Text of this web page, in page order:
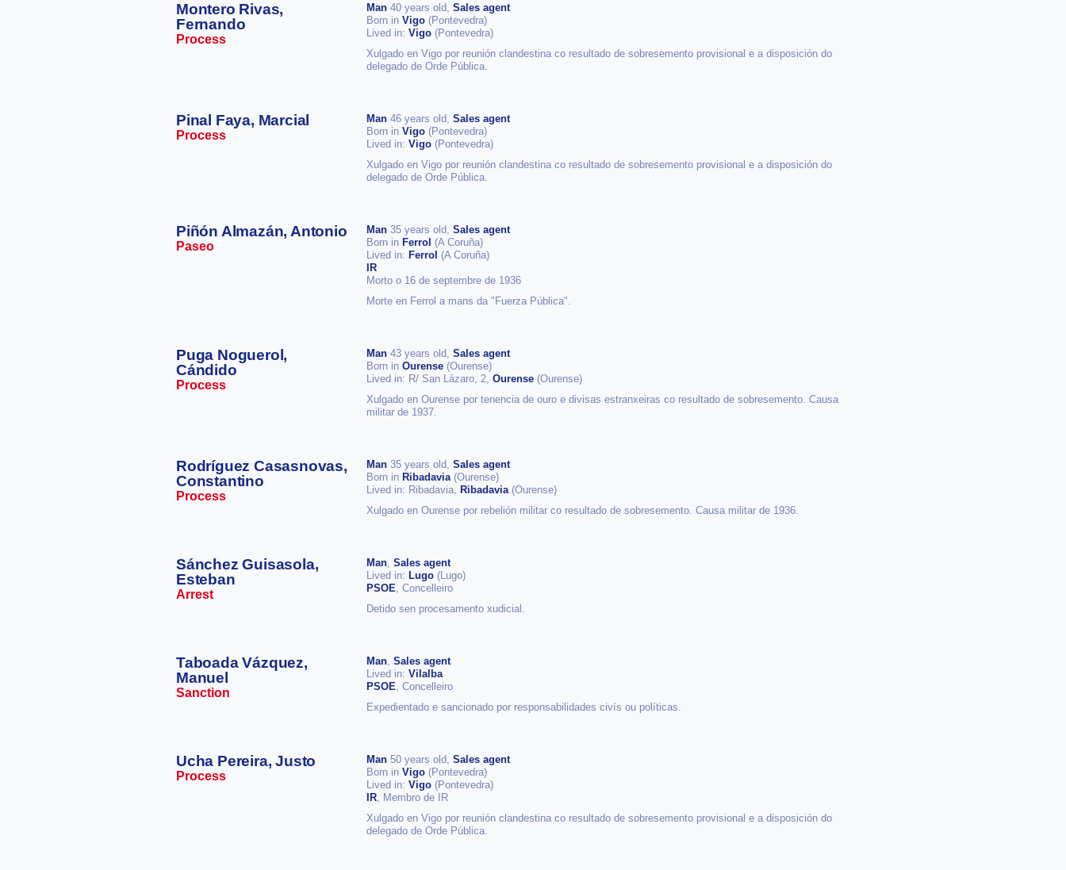
Montero Rivas,
Fernando
Process
Man 40 years old, Sales agent
Born in Vigo (Pontevedra)
Lived in: Vigo (Pontevedra)
Xulgado en Vigo por reunión clandestina co resultado de sobresemento provisional e a disposición do
delegado de Orde Pública.
Pinal Faya, Marcial
Process
Man 46 years old, Sales agent
Born in Vigo (Pontevedra)
Lived in: Vigo (Pontevedra)
Xulgado en Vigo por reunión clandestina co resultado de sobresemento provisional e a disposición do
delegado de Orde Pública.
Piñón Almazán, Antonio
Paseo
Man 35 years old, Sales agent
Born in Ferrol (A Coruña)
Lived in: Ferrol (A Coruña)
IR
Morto o 16 de septembre de 1936
Morte en Ferrol a mans da "Fuerza Pública".
Puga Noguerol,
Cándido
Process
Man 43 years old, Sales agent
Born in Ourense (Ourense)
Lived in: R/ San Lázaro, 2, Ourense (Ourense)
Xulgado en Ourense por tenencia de ouro e divisas estranxeiras co resultado de sobresemento. Causa
militar de 1937.
Rodríguez Casasnovas,
Constantino
Process
Man 35 years old, Sales agent
Born in Ribadavia(Ourense)
Lived in: Ribadavia, Ribadavia(Ourense)
Xulgado en Ourense por rebelión militar co resultado de sobresemento. Causa militar de 1936.
Sánchez Guisasola,
Esteban
Arrest
Man, Sales agent
Lived in: Lugo (Lugo)
PSOE, Concelleiro
Detido sen procesamento xudicial.
Taboada Vázquez,
Manuel
Sanction
Man, Sales agent
Lived in: Vilalba
PSOE, Concelleiro
Expedientado e sancionado por responsabilidades civís ou políticas.
Ucha Pereira, Justo
Process
Man 50 years old, Sales agent
Born in Vigo (Pontevedra)
Lived in: Vigo (Pontevedra)
IR, Membro de IR
Xulgado en Vigo por reunión clandestina co resultado de sobresemento provisional e a disposición do
delegado de Orde Pública.